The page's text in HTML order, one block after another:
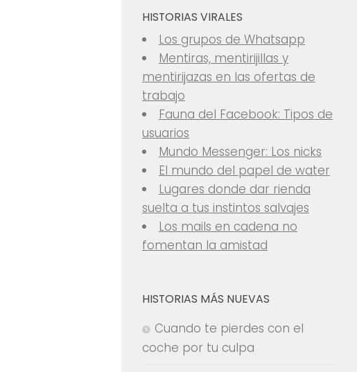
HISTORIAS VIRALES
Los grupos de Whatsapp
Mentiras, mentirijillas y
mentirijazas en las ofertas de
trabajo
Fauna del Facebook: Tipos de
usuarios
Mundo Messenger: Los nicks
El mundo del papel de water
Lugares donde dar rienda
suelta a tus instintos salvajes
Los mails en cadena no
fomentan la amistad
HISTORIAS MÁS NUEVAS
Cuando te pierdes con el
coche por tu culpa